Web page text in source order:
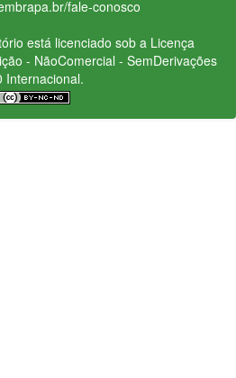
fale-conosco
está licenciado sob a Licença
- NãoComercial - SemDerivações
Internacional.